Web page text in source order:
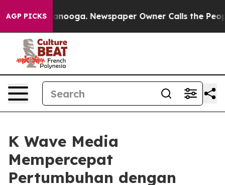
AGP PICKS Newspaper Owner Calls the People
K Wave Media
Mempercepat
Pertumbuhan dengan